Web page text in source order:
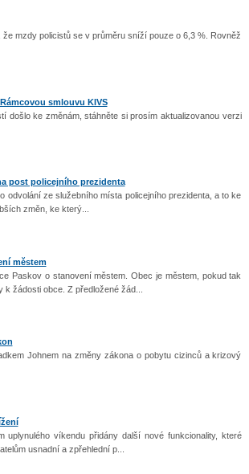
mzdy policistů se v průměru sníží pouze o 6,3 %. Rovněž
smlouvu KIVS
došlo ke změnám, stáhněte si prosím aktualizovanou verzi
post policejního prezidenta
odvolání ze služebního místa policejního prezidenta, a to ke
změn, ke který...
městem
Paskov o stanovení městem. Obec je městem, pokud tak
žádosti obce. Z předložené žád...
Johnem na změny zákona o pobytu cizinců a krizový
víkendu přidány další nové funkcionality, které
usnadní a zpřehlední p...